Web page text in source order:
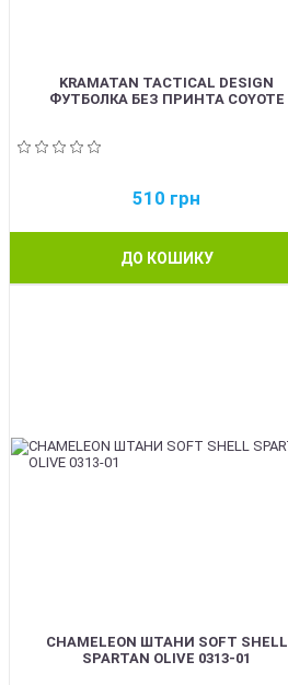
KRAMATAN TACTICAL DESIGN
ФУТБОЛКА БЕЗ ПРИНТА COYOTE
510 грн
ДО КОШИКУ
CHAMELEON ШТАНИ SOFT SHELL
SPARTAN OLIVE 0313-01